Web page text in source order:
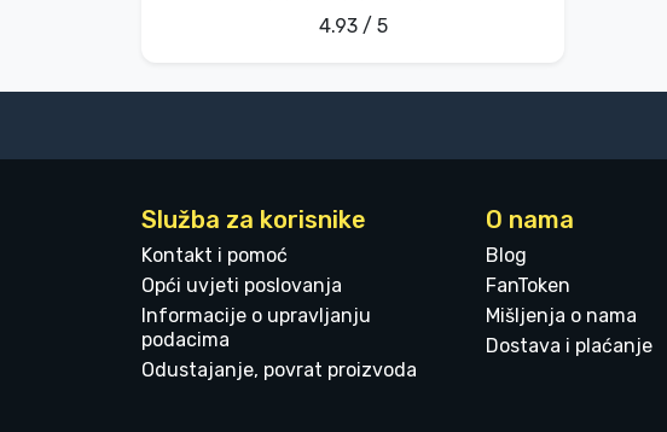
4.93 / 5
Služba za korisnike
Kontakt i pomoć
Opći uvjeti poslovanja
Informacije o upravljanju
podacima
Odustajanje, povrat proizvoda
O nama
Blog
FanToken
Mišljenja o nama
Dostava i plaćanje